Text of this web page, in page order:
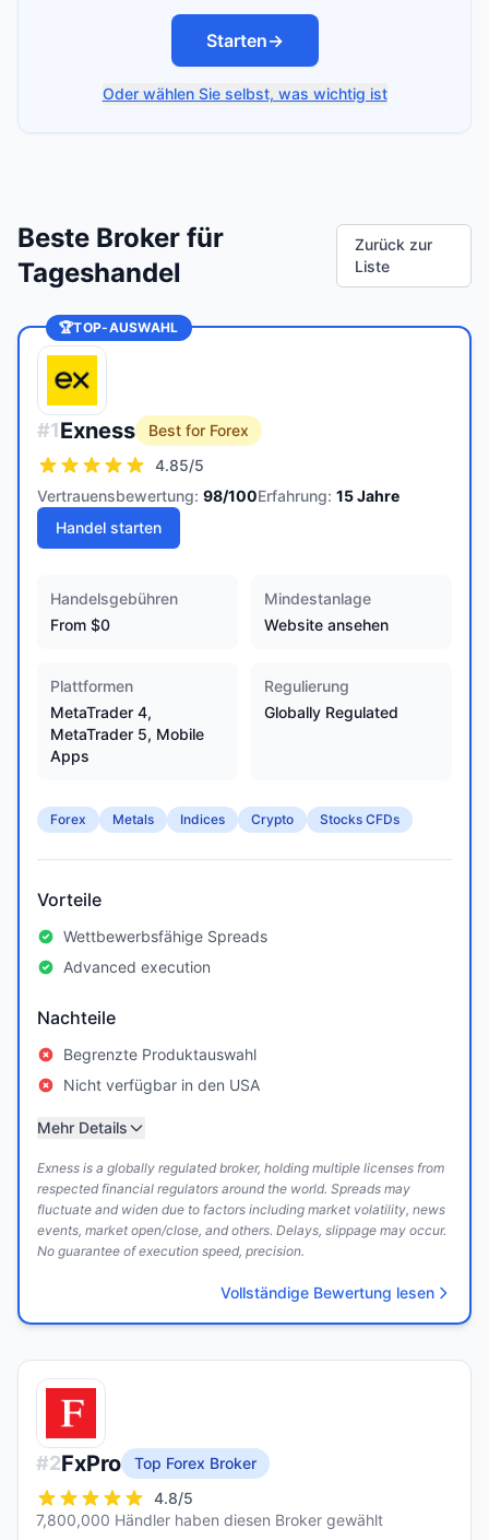
Starten→
Oder wählen Sie selbst, was wichtig ist
Beste Broker für
Tageshandel
Zurück zur
Liste
🏆TOP-AUSWAHL
#1Exness
Best for Forex
4.85/5
Vertrauensbewertung: 98/100Erfahrung: 15Jahre
Handel starten
Handelsgebühren
From $0
Mindestanlage
Website ansehen
Plattformen
MetaTrader 4,
MetaTrader 5, Mobile
Apps
Regulierung
Globally Regulated
Forex Metals Indices Crypto Stocks CFDs
Vorteile
Wettbewerbsfähige Spreads
Advanced execution
Nachteile
Begrenzte Produktauswahl
Nicht verfügbar in den USA
Mehr Details
Exness is a globally regulated broker, holding multiple licenses from
respected financial regulators around the world. Spreads may
fluctuate and widen due to factors including market volatility, news
events, market open/close, and others. Delays, slippage may occur.
No guarantee of execution speed, precision.
Vollständige Bewertung lesen
#2FxPro
Top Forex Broker
4.8/5
7,800,000 Händler haben diesen Broker gewählt